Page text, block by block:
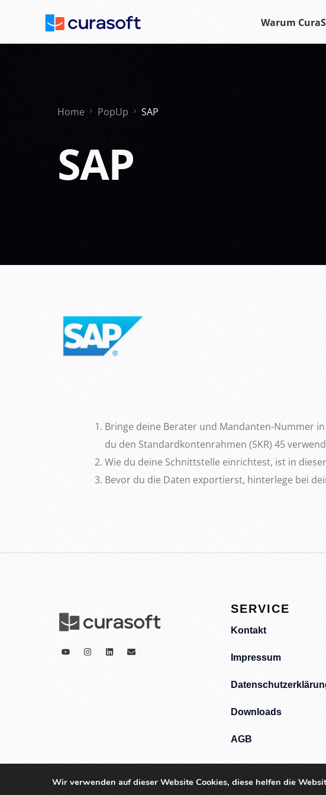
Warum
Home PopUp SAP
SAP
Bringe deine Berater und Mandanten-Nummer
du den Standardkontenrahmen (SKR) 45
Wie du deine Schnittstelle einrichtest, ist in dieser
Bevor du die Daten exportierst, hinterlege bei
SERVICE
Kontakt
Impressum
Downloads
AGB
Wir verwenden auf dieser Website Cookies, diese helfen die